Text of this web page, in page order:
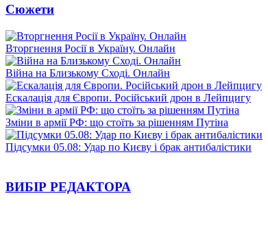
Сюжети
Вторгнення Росії в Україну. Онлайн
Війна на Близькому Сході. Онлайн
Ескалація для Європи. Російський дрон в Лейпцигу
Зміни в армії РФ: що стоїть за рішенням Путіна
Підсумки 05.08: Удар по Києву і брак антибалістики
ВИБІР РЕДАКТОРА